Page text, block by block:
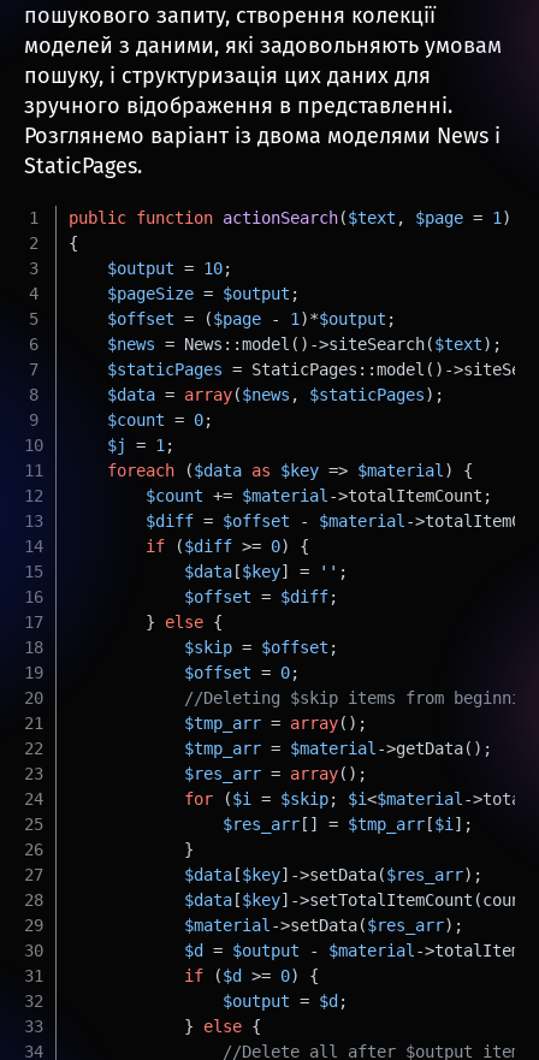
пошукового запиту, створення колекції
моделей з даними, які задовольняють умовам
пошуку, і структуризація цих даних для
зручного відображення в представленні.
Розглянемо варіант із двома моделями News і
StaticPages.
public function actionSearch($text , $page = 1 )
{
$output = 10;
$pageSize = $output ;
$offset = ($page - 1 )*$output ;
$news = News::model()->siteSearch($text);
$staticPages = StaticPages::model()-
$data = array($news , $staticPages);
$count = 0;
$j
= 1 ;
foreach ($data as $key => $material ) {
$count += $material ->totalItemCount;
$diff = $offset - $material -
if ($diff >= 0) {
$data[$key] = '' ;
$offset = $diff;
        }
else {
$skip = $offset ;
$offset = 0;
//Deleting $skip items from beginning
$tmp_arr = array();
$tmp_arr = $material ->getData();
$res_arr = array();
for ($i = $skip; $i<$material -
$res_arr[] = $tmp_arr[$i ];
            }
$data[$key]->setData($res_arr);
$data[$key]->setTotalItemCount(count(
$material ->setData($res_arr);
$d = $output - $material -
if ($d >= 0) {
$output = $d;
            }
else {
//Delete all after $output items